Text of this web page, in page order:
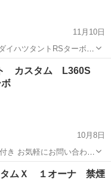
11月10日
イハツタントRSターボ四
ス ユピテルエンジンスタ
ダイハツタント
カスタム L360S
ボ
10月8日
タムＸ １オーナ 禁煙